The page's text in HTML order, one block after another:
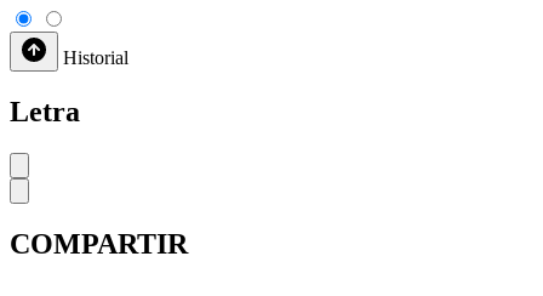
Historial
Letra
COMPARTIR